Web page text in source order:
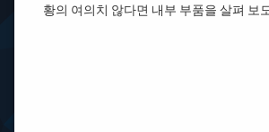
황의 여의치 않다면 내부 부품을 살펴 보